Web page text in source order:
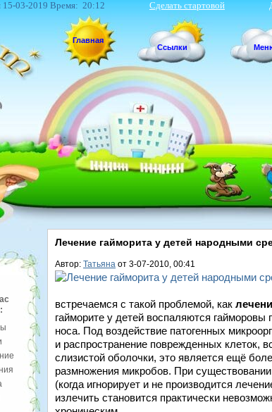
15-03-2019 Время: 20:12 Сделать стартовой
Главная
Ссылки
Лечение гайморита у детей народными
Автор: Татьяна от 3-07-2010, 00:41
встречаемся с такой проблемой, как
гайморите у детей воспаляются гайморовы
носа. Под воздействие патогенных
и распространение поврежденных клеток,
слизистой оболочки, это является ещё
размножения микробов. При
(когда игнорирует и не производится
излечить становится практически